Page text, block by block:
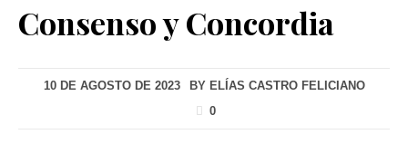
Consenso y Concordia
10 DE AGOSTO DE 2023 BY ELÍAS CASTRO FELICIANO
0